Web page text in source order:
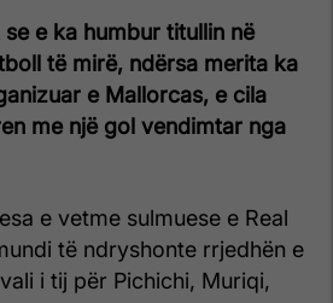
e ka humbur titullin në
të mirë, ndërsa merita ka
e Mallorcas, e cila
me një gol vendimtar nga
e vetme sulmuese e Real
të ndryshonte rrjedhën e
i tij për Pichichi, Muriqi,